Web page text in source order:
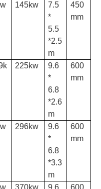
145kw
7.5
*
5.5
*2.5
m
450
mm
225kw
9.6
*
6.8
*2.6
m
600
mm
296kw
9.6
*
6.8
*3.3
m
600
mm
370kw 9.6 600